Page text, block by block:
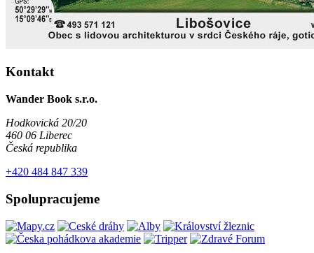
Kontakt
Wander Book s.r.o.
Hodkovická 20/20
460 06 Liberec
Česká republika
+420 484 847 339
Spolupracujeme